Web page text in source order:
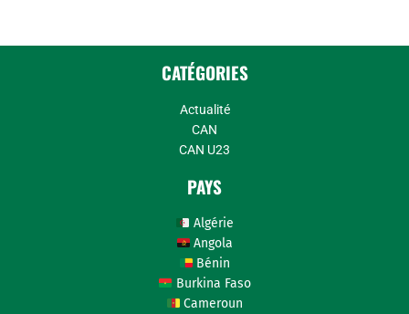
CATÉGORIES
Actualité
CAN
CAN U23
PAYS
Algérie
Angola
Bénin
Burkina Faso
Cameroun